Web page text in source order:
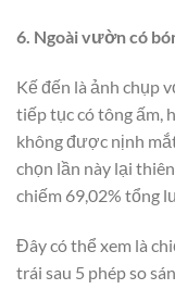
6. Ngoài vườn có
Kế đến là ảnh chụp
tiếp tục có tông ấm,
không được nịnh
chọn lần này lại
chiếm 69,02% tổng
Đây có thể xem là
trái sau 5 phép so